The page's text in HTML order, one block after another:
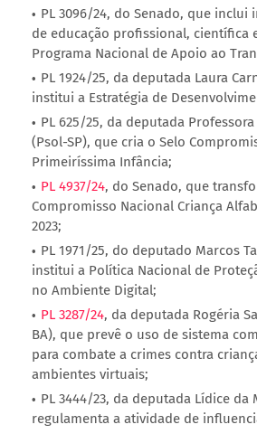
PL 3096/24, do Senado, que inclui
de educação profissional, científica
Programa Nacional de Apoio ao
PL 1924/25, da deputada Laura
institui a Estratégia de
PL 625/25, da deputada
(Psol-SP), que cria o Selo
Primeiríssima Infância;
PL 4937/24, do Senado, que
Compromisso Nacional Criança
2023;
PL 1971/25, do deputado Marcos
institui a Política Nacional de
no Ambiente Digital;
PL 3287/24, da deputada Rogéria
BA), que prevê o uso de sistema
para combate a crimes contra
ambientes virtuais;
PL 3444/23, da deputada Lídice da
regulamenta a atividade de